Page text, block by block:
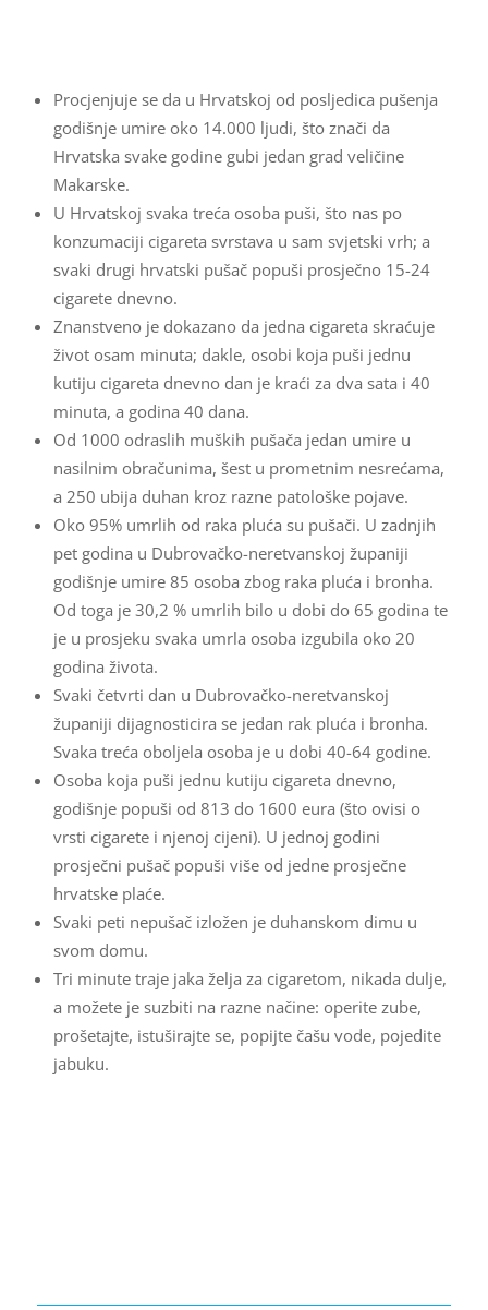
Procjenjuje se da u Hrvatskoj od posljedica pušenja
godišnje umire oko 14.000 ljudi, što znači da
Hrvatska svake godine gubi jedan grad veličine
Makarske.
U Hrvatskoj svaka treća osoba puši, što nas po
konzumaciji cigareta svrstava u sam svjetski vrh; a
svaki drugi hrvatski pušač popuši prosječno 15-24
cigarete dnevno.
Znanstveno je dokazano da jedna cigareta skraćuje
život osam minuta; dakle, osobi koja puši jednu
kutiju cigareta dnevno dan je kraći za dva sata i 40
minuta, a godina 40 dana.
Od 1000 odraslih muških pušača jedan umire u
nasilnim obračunima, šest u prometnim nesrećama,
a 250 ubija duhan kroz razne patološke pojave.
Oko 95% umrlih od raka pluća su pušači. U zadnjih
pet godina u Dubrovačko-neretvanskoj županiji
godišnje umire 85 osoba zbog raka pluća i bronha.
Od toga je 30,2 % umrlih bilo u dobi do 65 godina te
je u prosjeku svaka umrla osoba izgubila oko 20
godina života.
Svaki četvrti dan u Dubrovačko-neretvanskoj
županiji dijagnosticira se jedan rak pluća i bronha.
Svaka treća oboljela osoba je u dobi 40-64 godine.
Osoba koja puši jednu kutiju cigareta dnevno,
godišnje popuši od 813 do 1600 eura (što ovisi o
vrsti cigarete i njenoj cijeni). U jednoj godini
prosječni pušač popuši više od jedne prosječne
hrvatske plaće.
Svaki peti nepušač izložen je duhanskom dimu u
svom domu.
Tri minute traje jaka želja za cigaretom, nikada dulje,
a možete je suzbiti na razne načine: operite zube,
prošetajte, istuširajte se, popijte čašu vode, pojedite
jabuku.